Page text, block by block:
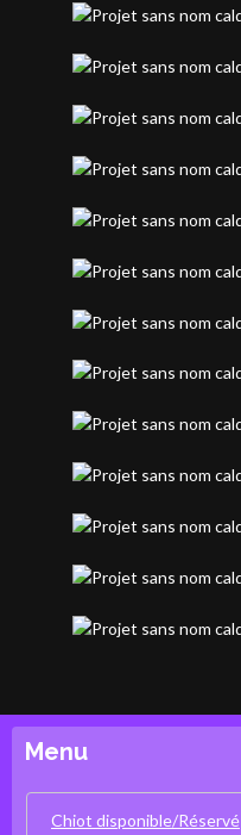
Menu
Chiot disponible/Réservé